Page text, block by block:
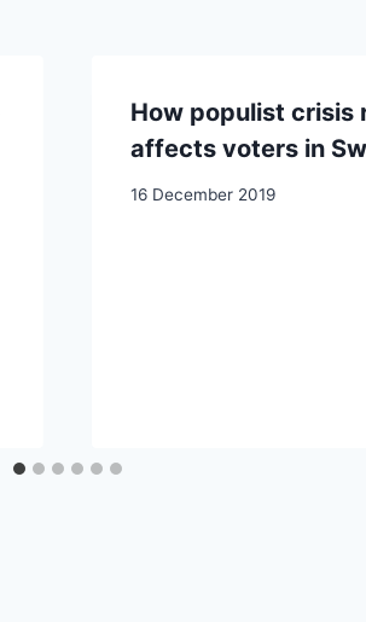
How populist crisis
affects voters in
16 December 2019